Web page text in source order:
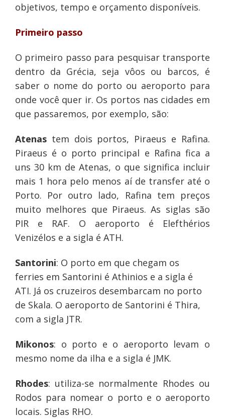
objetivos, tempo e orçamento disponíveis.
Primeiro passo
O primeiro passo para pesquisar transporte
dentro da Grécia, seja vôos ou barcos, é
saber o nome do porto ou aeroporto para
onde você quer ir. Os portos nas cidades em
que passaremos, por exemplo, são:
Atenastem dois portos, Piraeus e Rafina.
Piraeus é o porto principal e Rafina fica a
uns 30 km de Atenas, o que significa incluir
mais 1 hora pelo menos aí de transfer até o
Porto. Por outro lado, Rafina tem preços
muito melhores que Piraeus. As siglas são
PIR e RAF. O aeroporto é Elefthérios
Venizélos e a sigla é ATH.
Santorini: O porto em que chegam os
ferries em Santorini é Athinios e a sigla é
ATI. Já os cruzeiros desembarcam no porto
de Skala. O aeroporto de Santorini é Thira,
com a sigla JTR.
Mikonos: o porto e o aeroporto levam o
mesmo nome da ilha e a sigla é JMK.
Rhodes: utiliza-se normalmente Rhodes ou
Rodos para nomear o porto e o aeroporto
locais. Siglas RHO.